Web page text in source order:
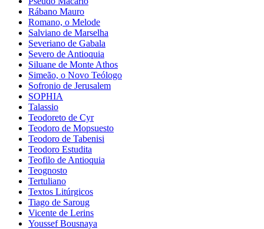
Rábano Mauro
Romano, o Melode
Salviano de Marselha
Severiano de Gabala
Severo de Antioquia
Siluane de Monte Athos
Simeão, o Novo Teólogo
Sofronio de Jerusalem
SOPHIA
Talassio
Teodoreto de Cyr
Teodoro de Mopsuesto
Teodoro de Tabenisi
Teodoro Estudita
Teofilo de Antioquia
Teognosto
Tertuliano
Textos Litúrgicos
Tiago de Saroug
Vicente de Lerins
Youssef Bousnaya